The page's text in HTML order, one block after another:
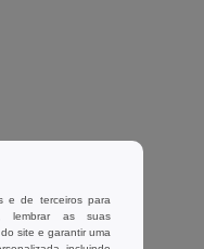
e de terceiros para
lembrar as suas
site e garantir uma